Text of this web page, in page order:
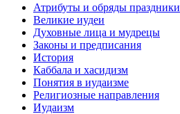
Атрибуты и обряды праздники
Великие иудеи
Духовные лица и мудрецы
Законы и предписания
История
Каббала и хасидизм
Понятия в иудаизме
Религиозные направления
Иудаизм